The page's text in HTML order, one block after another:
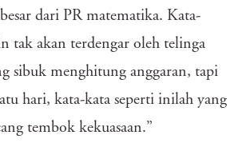
dari PR matematika. Kata-
tak akan terdengar oleh telinga
sibuk menghitung anggaran, tapi
hari, kata-kata seperti inilah yang
tembok kekuasaan.”